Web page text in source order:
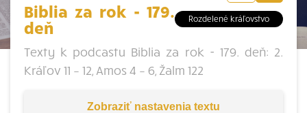
Biblia za rok - 179.
deň
Rozdelené kráľovstvo
Texty k podcastu Biblia za rok - 179. deň: 2.
Kráľov 11 – 12, Amos 4 – 6, Žalm 122
Zobraziť nastavenia textu